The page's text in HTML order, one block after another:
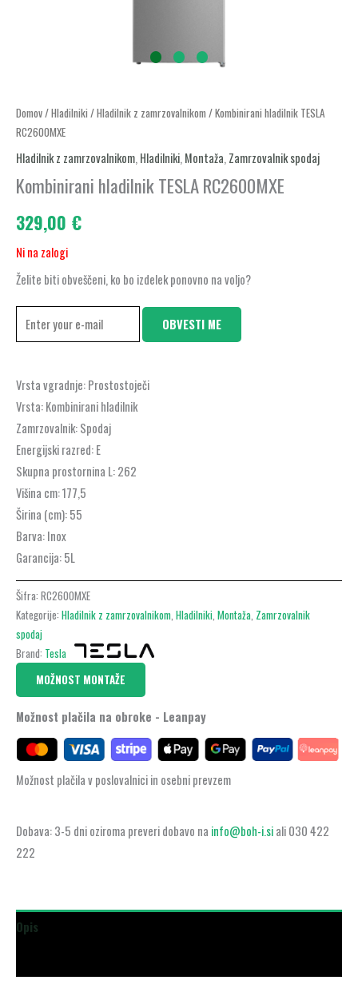
Domov/Hladilniki /Hladilnik z zamrzovalnikom / Kombinirani hladilnik TESLA
RC2600MXE
Hladilnik z zamrzovalnikom, Hladilniki, Montaža, Zamrzovalnik spodaj
Kombinirani hladilnik TESLA RC2600MXE
329,00 €
Ni na zalogi
Želite biti obveščeni, ko bo izdelek ponovno na voljo?
OBVESTI ME
Vrsta vgradnje:Prostostoječi
Vrsta:Kombinirani hladilnik
Zamrzovalnik:Spodaj
Energijski razred:E
Skupna prostornina L:262
Višina cm:177,5
Širina (cm):55
Barva:Inox
Garancija:5L
Šifra: RC2600MXE
Kategorije: Hladilnik z zamrzovalnikom, Hladilniki, Montaža, Zamrzovalnik
spodaj
Brand: Tesla
MOŽNOST MONTAŽE
Možnost plačila na obroke - Leanpay
Možnost plačila v poslovalnici in osebni prevzem
Dobava: 3-5 dni oziroma preveri dobavo na info@boh-i.siali 030 422
222
Opis